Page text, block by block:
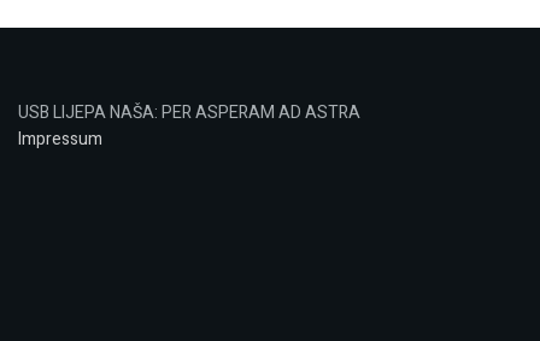
USB LIJEPA NAŠA: PER ASPERAM AD ASTRA
Impressum